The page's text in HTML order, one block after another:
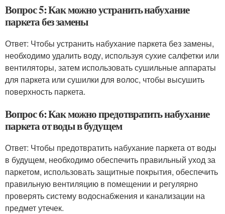
Вопрос 5: Как можно устранить набухание
паркета без замены
Ответ: Чтобы устранить набухание паркета без замены,
необходимо удалить воду, используя сухие салфетки или
вентиляторы, затем использовать сушильные аппараты
для паркета или сушилки для волос, чтобы высушить
поверхность паркета.
Вопрос 6: Как можно предотвратить набухание
паркета от воды в будущем
Ответ: Чтобы предотвратить набухание паркета от воды
в будущем, необходимо обеспечить правильный уход за
паркетом, использовать защитные покрытия, обеспечить
правильную вентиляцию в помещении и регулярно
проверять систему водоснабжения и канализации на
предмет утечек.